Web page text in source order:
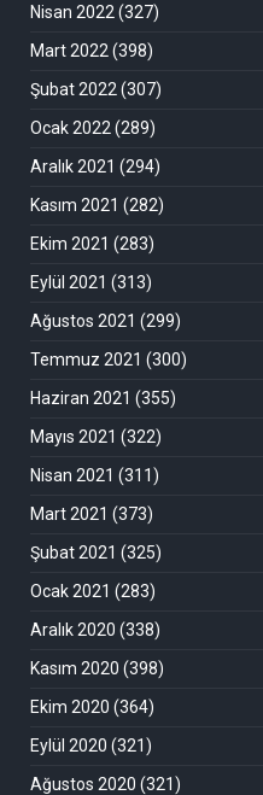
Nisan 2022 (327)
Mart 2022 (398)
Şubat 2022 (307)
Ocak 2022 (289)
Aralık 2021 (294)
Kasım 2021 (282)
Ekim 2021 (283)
Eylül 2021 (313)
Ağustos 2021 (299)
Temmuz 2021 (300)
Haziran 2021 (355)
Mayıs 2021 (322)
Nisan 2021 (311)
Mart 2021 (373)
Şubat 2021 (325)
Ocak 2021 (283)
Aralık 2020 (338)
Kasım 2020 (398)
Ekim 2020 (364)
Eylül 2020 (321)
Ağustos 2020 (321)